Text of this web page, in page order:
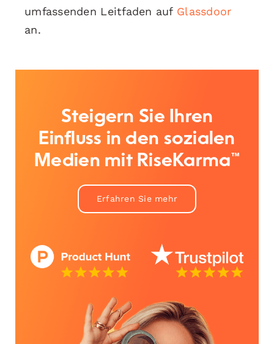
umfassenden Leitfaden auf Glassdoor
an.
Steigern Sie Ihren
Einfluss in den sozialen
Medien mit RiseKarma™
Erfahren Sie mehr